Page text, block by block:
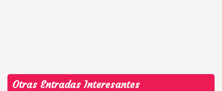
Otras Entradas Interesantes